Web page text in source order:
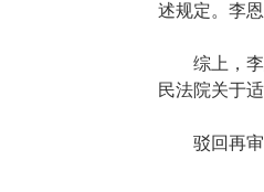
述规定。李
综上，李恩
民法院关于
驳回再审